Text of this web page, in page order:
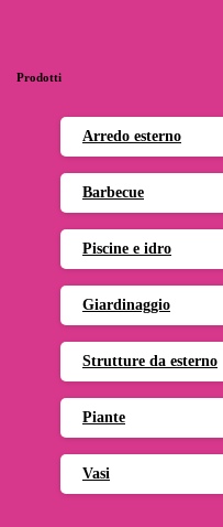
Prodotti
Arredo esterno
Barbecue
Piscine e idro
Giardinaggio
Strutture da esterno
Piante
Vasi